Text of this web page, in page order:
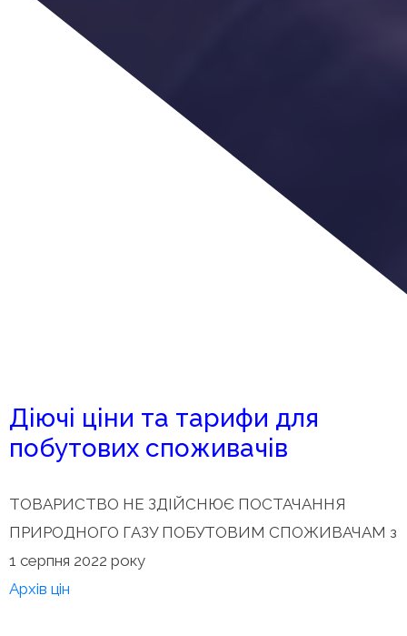
Діючі ціни та тарифи для
побутових споживачів
ТОВАРИСТВО НЕ ЗДІЙСНЮЄ ПОСТАЧАННЯ
ПРИРОДНОГО ГАЗУ ПОБУТОВИМ СПОЖИВАЧАМ з
1 серпня 2022 року
Архів цін